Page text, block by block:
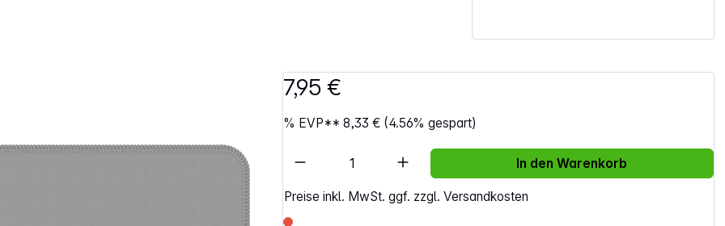
7,95 €
% EVP**8,33 € (4.56% gespart)
Preise inkl. MwSt. ggf. zzgl. Versandkosten
Artikel Anzahl: Gib den gewünschten Wert ein
In den Warenkorb